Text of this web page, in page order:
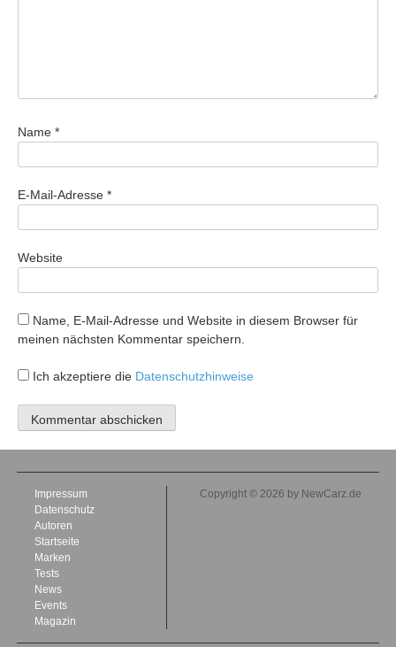
Name *
E-Mail-Adresse *
Website
Name, E-Mail-Adresse und Website in diesem Browser für
meinen nächsten Kommentar speichern.
Ich akzeptiere die Datenschutzhinweise
Impressum
Datenschutz
Autoren
Startseite
Marken
Tests
News
Events
Magazin
Copyright © 2026 by NewCarz.de